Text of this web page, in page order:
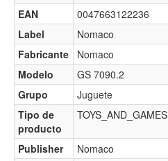
EAN
0047663122236
Label
Nomaco
Fabricante
Nomaco
Modelo
GS 7090.2
Grupo
Juguete
Tipo de
producto
TOYS_AND_GAMES
Publisher
Nomaco